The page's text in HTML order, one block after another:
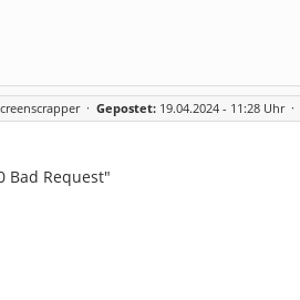
· Gepostet: 19.04.2024 - 11:28 Uhr ·
Bad Request"